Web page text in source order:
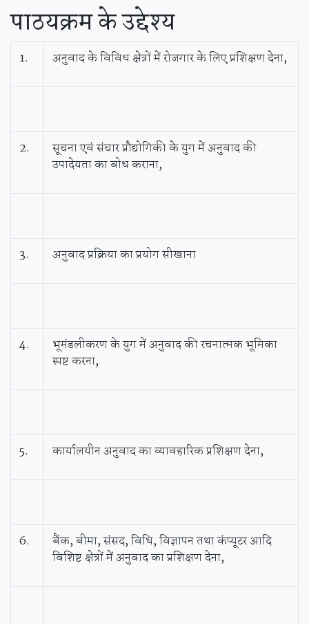
पाठयक्रमके उद्देश्य
1. अनुवाद के विविध क्षेत्रों में रोजगार के लिए प्रशिक्षण देना,
2.
सूचना एवं संचार प्रौद्योगिकी के युग में अनुवाद की
उपादेयता का बोध कराना,
3. अनुवाद प्रक्रिया का प्रयोग सीखाना
4.
भूमंडलीकरण के युग में अनुवाद की रचनात्मक भूमिका
स्पष्ट करना,
5. कार्यालयीन अनुवाद का व्यावहारिक प्रशिक्षण देना,
6.
बैंक, बीमा, संसद, विधि, विज्ञापन तथा कंप्यूटर आदि
विशिष्ट क्षेत्रों में अनुवाद का प्रशिक्षण देना,